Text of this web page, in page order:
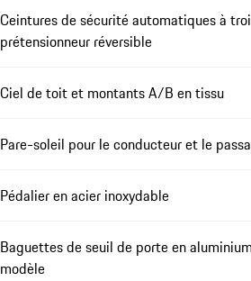
Ceintures de sécurité automatiques à
prétensionneur réversible
Ciel de toit et montants A/B en tissu
Pare-soleil pour le conducteur et le
Pédalier en acier inoxydable
Baguettes de seuil de porte en
modèle